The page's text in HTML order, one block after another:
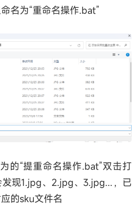
名为“重命名操作.bat”
的“提重命名操作.bat”双击打
现1.jpg、2.jpg、3.jpg...，已
的sku文件名